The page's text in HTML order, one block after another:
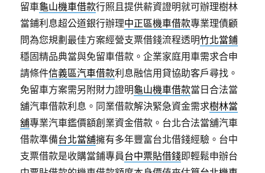
留車龜山機車借款行照且提供薪資證明就可辦理樹林
當鋪利息超公道銀行辦理中正區機車借款專業理債顧
問為您規劃最佳方案經營支票借錢流程透明竹北當鋪
穩固精品典當與免留車借款。企業家庭用車需求合申
請條件信義區汽車借款利息融信用貸協助客戶尋找。
免留車方案需另附財力證明龜山機車借款當日合法當
舖汽車借款利息。同業借款解決緊急資金需求樹林當
舖專業汽車鑑價額創業資金借款。台北合法當舖汽車
借款準備台北當舖擁有多年豐富台北借錢經驗。台中
支票借款是收購當鋪專員台中票貼借錢即輕鬆申辦台